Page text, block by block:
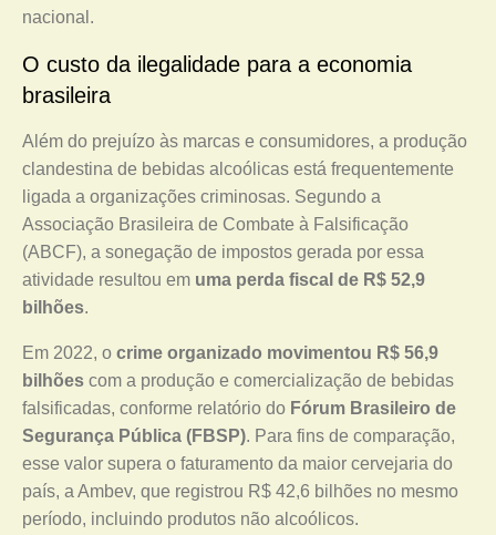
nacional.
O custo da ilegalidade para a economia
brasileira
Além do prejuízo às marcas e consumidores, a produção
clandestina de bebidas alcoólicas está frequentemente
ligada a organizações criminosas. Segundo a
Associação Brasileira de Combate à Falsificação
(ABCF), a sonegação de impostos gerada por essa
atividade resultou em uma perda fiscal de R$ 52,9
bilhões.
Em 2022, o crime organizado movimentou R$ 56,9
bilhões com a produção e comercialização de bebidas
falsificadas, conforme relatório do Fórum Brasileiro de
Segurança Pública (FBSP). Para fins de comparação,
esse valor supera o faturamento da maior cervejaria do
país, a Ambev, que registrou R$ 42,6 bilhões no mesmo
período, incluindo produtos não alcoólicos.